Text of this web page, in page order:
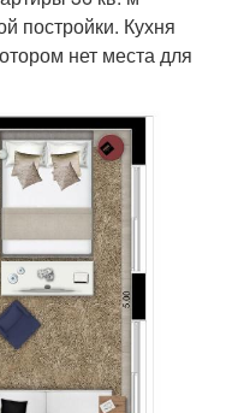
постройки. Кухня
нет места для